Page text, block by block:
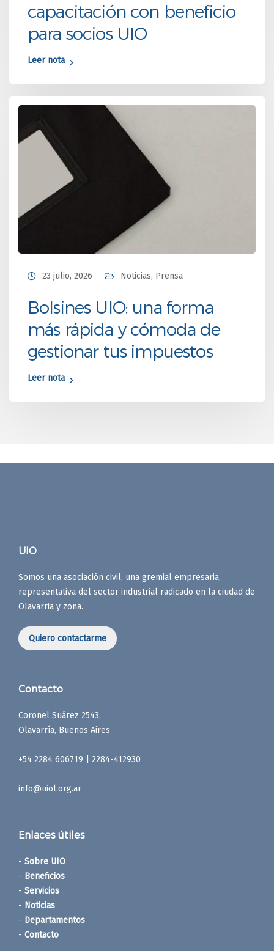
capacitación con beneficio
para socios UIO
Leer nota
23 julio, 2026 Noticias, Prensa
Bolsines UIO: una forma
más rápida y cómoda de
gestionar tus impuestos
Leer nota
UIO
Somos una asociación civil, una gremial empresaria,
representativa del sector industrial radicado en la ciudad de
Olavarria y zona.
Quiero contactarme
Contacto
Coronel Suárez 2543,
Olavarría, Buenos Aires
+54 2284 606719 | 2284-412930
info@uiol.org.ar
Enlaces útiles
- Sobre UIO
- Beneficios
- Servicios
- Noticias
- Departamentos
- Contacto